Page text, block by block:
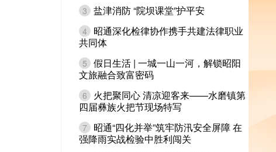
3 盐津消防 “院坝课堂”护平安
4
昭通深化检律协作携手共建法律职业
共同体
5 假日生活 | 一城一山一河，解锁昭阳
文旅融合致富密码
6
火把聚同心 清凉迎客来——水磨镇第
四届彝族火把节现场特写
7
昭通“四化并举”筑牢防汛安全屏障 在
强降雨实战检验中胜利闯关